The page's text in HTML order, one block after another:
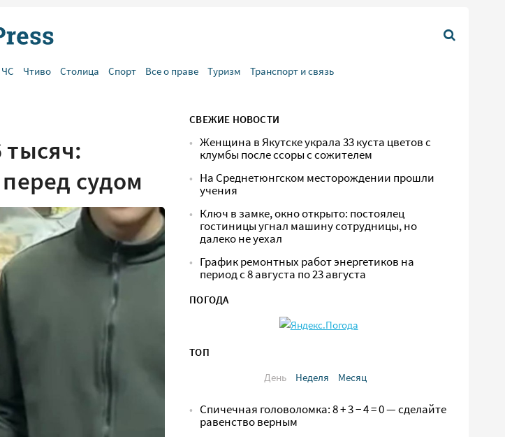
Чтиво Столица Спорт Все о праве Туризм Транспорт и связь
тысяч:
судом
СВЕЖИЕ НОВОСТИ
Женщина в Якутске украла 33 куста цветов с
клумбы после ссоры с сожителем
На Среднетюнгском месторождении прошли
учения
Ключ в замке, окно открыто: постоялец
гостиницы угнал машину сотрудницы, но
далеко не уехал
График ремонтных работ энергетиков на
период с 8 августа по 23 августа
ПОГОДА
ТОП
День
Неделя Месяц
Спичечная головоломка: 8 + 3 − 4 = 0 — сделайте
равенство верным